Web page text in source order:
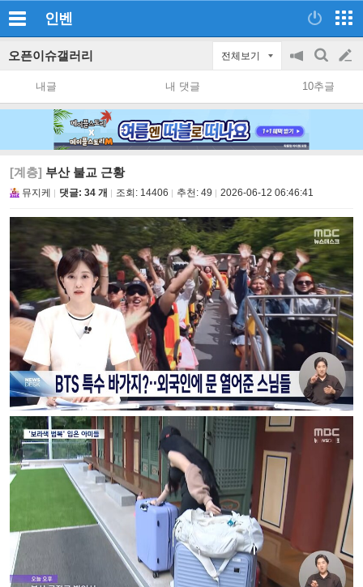
인벤
오픈이슈갤러리 전체보기
공
지
on/off
검
색
글
쓰
내글 내 댓글 10추글
[계층] 부산 불교 근황
뮤지케 댓글: 34 개 조회: 14406 추천: 49 2026-06-12 06:46:41